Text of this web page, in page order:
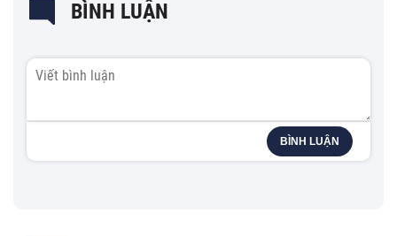
BÌNH LUẬN
BÌNH LUẬN